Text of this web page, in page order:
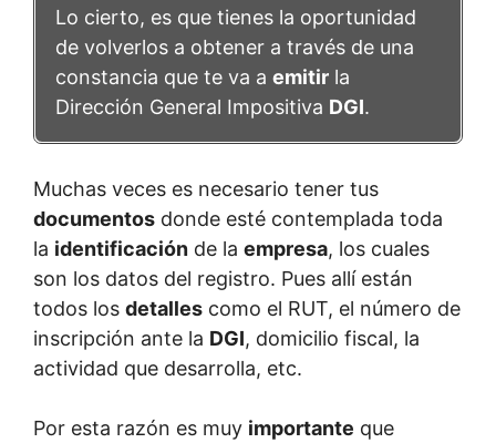
Lo cierto, es que tienes la oportunidad
de volverlos a obtener a través de una
constancia que te va a emitir la
Dirección General Impositiva DGI.
Muchas veces es necesario tener tus
documentos donde esté contemplada toda
la identificación de la empresa, los cuales
son los datos del registro. Pues allí están
todos los detalles como el RUT, el número de
inscripción ante la DGI, domicilio fiscal, la
actividad que desarrolla, etc.
Por esta razón es muy importante que